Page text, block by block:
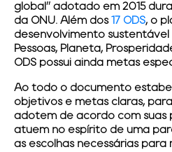
global” adotado em 2015
da ONU. Além dos17 ODS, o
desenvolvimento sustentável
Pessoas, Planeta,
ODS possui ainda metas
Ao todo o documento
objetivos e metas claras,
adotem de acordo com suas
atuem no espírito de uma
as escolhas necessárias para